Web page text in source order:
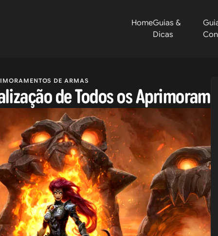
HomeGuias &
Dicas
DE ARMAS
de Todos os